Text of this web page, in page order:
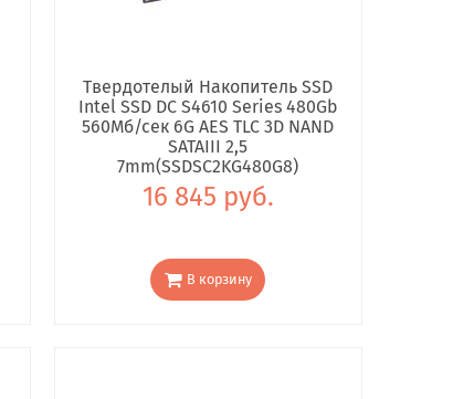
Твердотелый Накопитель SSD
Intel SSD DC S4610 Series 480Gb
560Мб/сек 6G AES TLC 3D NAND
SATAIII 2,5
7mm(SSDSC2KG480G8)
16 845 руб.
В корзину